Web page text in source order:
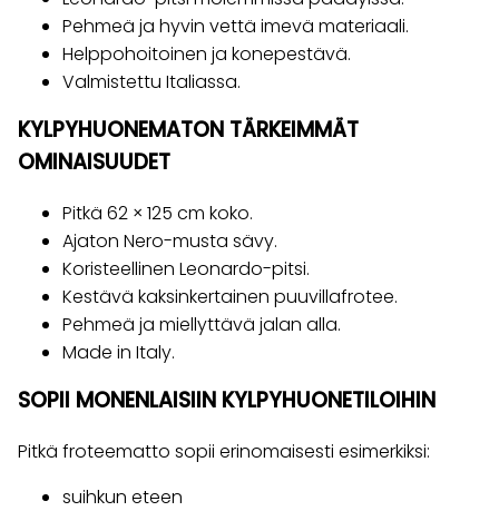
Pehmeä ja hyvin vettä imevä materiaali.
Helppohoitoinen ja konepestävä.
Valmistettu Italiassa.
KYLPYHUONEMATON TÄRKEIMMÄT
OMINAISUUDET
Pitkä 62 × 125 cm koko.
Ajaton Nero-musta sävy.
Koristeellinen Leonardo-pitsi.
Kestävä kaksinkertainen puuvillafrotee.
Pehmeä ja miellyttävä jalan alla.
Made in Italy.
SOPII MONENLAISIIN KYLPYHUONETILOIHIN
Pitkä froteematto sopii erinomaisesti esimerkiksi:
suihkun eteen